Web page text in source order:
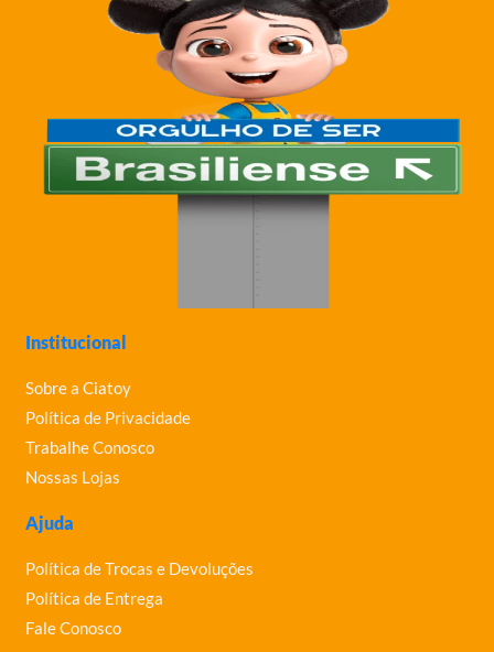
Institucional
Sobre a Ciatoy
Política de Privacidade
Trabalhe Conosco
Nossas Lojas
Ajuda
Política de Trocas e Devoluções
Política de Entrega
Fale Conosco